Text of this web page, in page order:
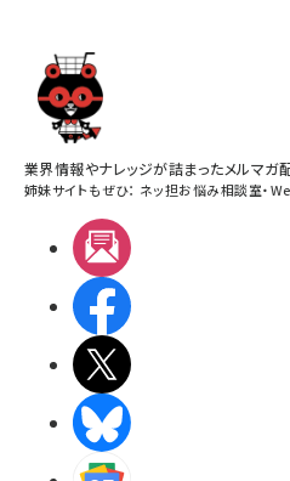
業界情報やナレッジが詰まったメルマガ
姉妹サイトもぜひ： ネッ担お悩み相談室・